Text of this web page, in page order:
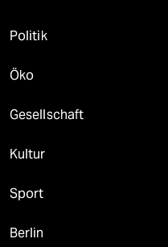
Politik
Öko
Gesellschaft
Kultur
Sport
Berlin